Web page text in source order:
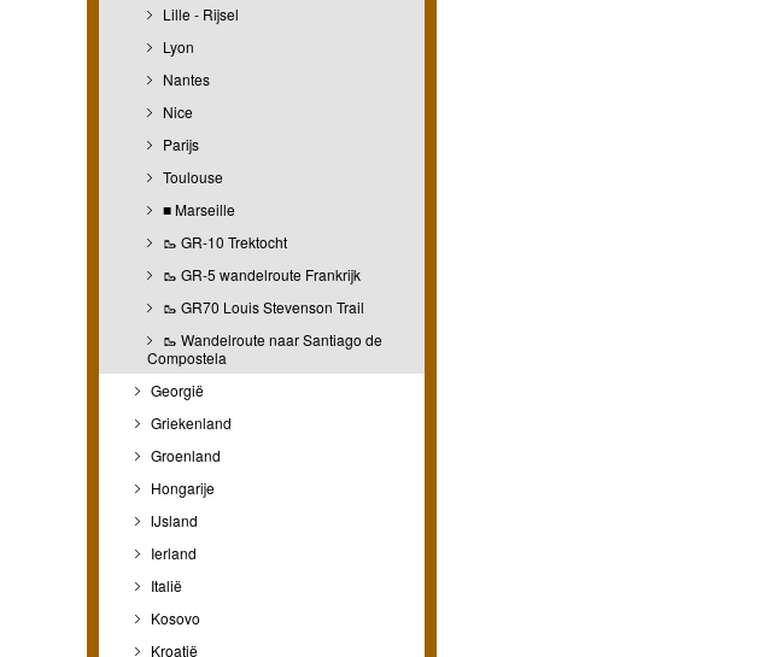
Lille - Rijsel
Lyon
Nantes
Nice
Parijs
Toulouse
■ Marseille
🥾 GR-10 Trektocht
🥾 GR-5 wandelroute Frankrijk
🥾 GR70 Louis Stevenson Trail
🥾 Wandelroute naar Santiago de
Compostela
Georgië
Griekenland
Groenland
Hongarije
IJsland
Ierland
Italië
Kosovo
Kroatië